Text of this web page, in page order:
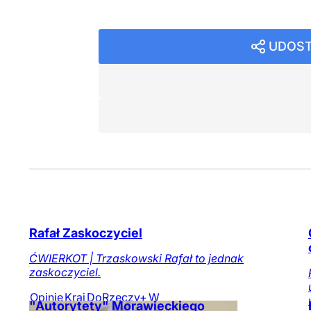
Rafał Zaskoczyciel
ĆWIERKOT | Trzaskowski Rafał to jednak
zaskoczyciel.
OpinieKraj DoRzeczy+ W
"Autorytety" Morawieckiego